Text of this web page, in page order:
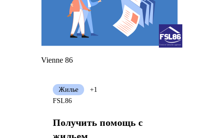
Vienne 86
Получить помощь с
Жилье
+1
FSL86